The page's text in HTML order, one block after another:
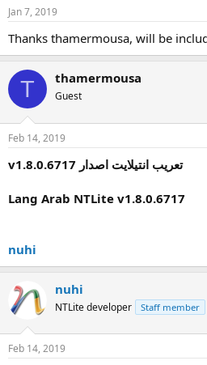
Jan 7, 2019
Thanks thamermousa, will be
T thamermousa
Guest
Feb 14, 2019
v1.8.0.6717 تعريب انتيلايت اصدار
Lang Arab NTLite v1.8.0.6717
nuhi
nuhi
NTLite developer Staff member
Feb 14, 2019